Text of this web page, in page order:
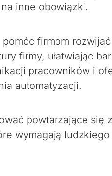
inne obowiązki.
firmom
firmy, ułatwiając
pracowników i
automatyzacji.
powtarzające się
wymagają